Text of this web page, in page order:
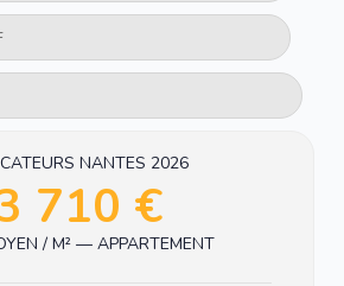
NANTES 2026
710 €
/ M² — APPARTEMENT